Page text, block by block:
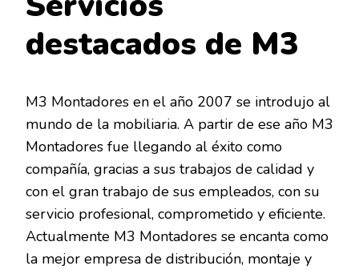
destacados de M3
M3 Montadores en el año 2007 se introdujo al
mundo de la mobiliaria. A partir de ese año M3
Montadores fue llegando al éxito como
compañía, gracias a sus trabajos de calidad y
con el gran trabajo de sus empleados, con su
servicio profesional, comprometido y eficiente.
Actualmente M3 Montadores se encanta como
la mejor empresa de distribución, montaje y